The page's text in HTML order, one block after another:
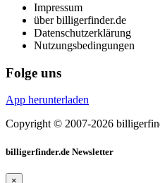
Impressum
über billigerfinder.de
Datenschutzerklärung
Nutzungsbedingungen
Folge uns
App herunterladen
Copyright © 2007-2026
billigerfinder.de Newsletter
×